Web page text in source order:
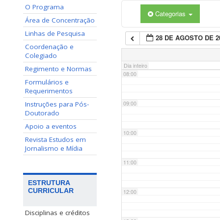
O Programa
Área de Concentração
Linhas de Pesquisa
Coordenação e
Colegiado
Regimento e Normas
Formulários e
Requerimentos
Instruções para Pós-
Doutorado
Apoio a eventos
Revista Estudos em
Jornalismo e Mídia
ESTRUTURA
CURRICULAR
Disciplinas e créditos
Categorias
28 DE AGOSTO DE
Dia inteiro
07:00
08:00
09:00
10:00
11:00
12:00